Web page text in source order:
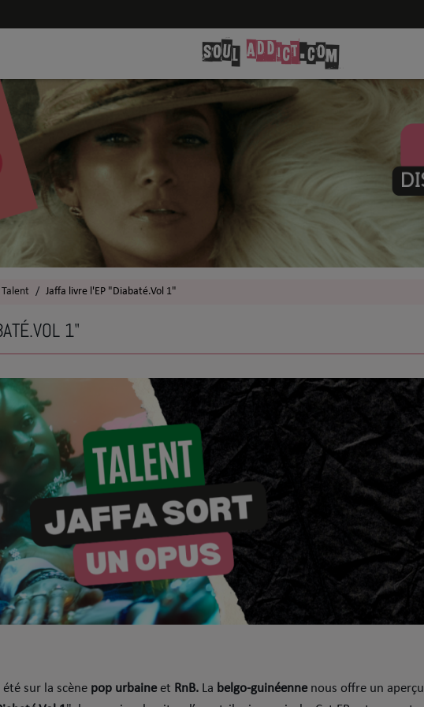
Talent Jaffa livre l'EP "Diabaté.Vol 1"
1"
sur la scène pop urbaineet RnB. La belgo-guinéennenous offre un aperçu